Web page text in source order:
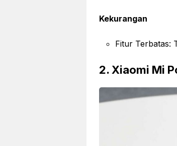
Kekurangan
Fitur Terbatas:
2. Xiaomi Mi